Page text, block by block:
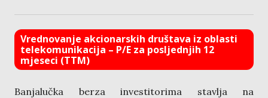
Vrednovanje akcionarskih društava iz oblasti
telekomunikacija – P/E za posljednjih 12
mjeseci (TTM)
Banjalučka berza investitorima stavlja na